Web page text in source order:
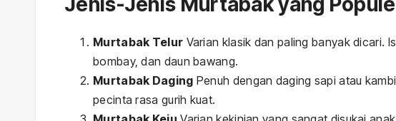
Murtabak Telur Varian klasik dan paling banyak dicari.
bombay, dan daun bawang.
Murtabak Daging Penuh dengan daging sapi atau
pecinta rasa gurih kuat.